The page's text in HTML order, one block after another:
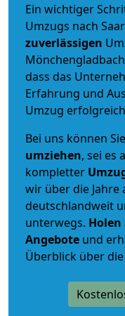
Ein wichtiger
Umzugs nach
zuverlässigen
dass das
Erfahrung und
Umzug
Bei uns können Sie
umziehen, sei es
kompletter
wir über die
deutschlandweit
unterwegs. Holen
Angebote und
Überblick über